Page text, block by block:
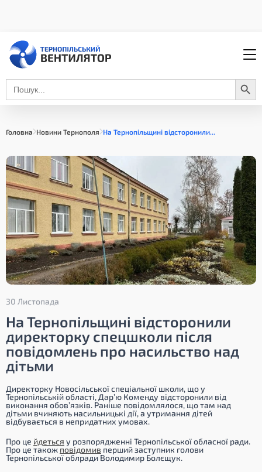
Search
for:
Search Button
Головна Новини Тернополя На Тернопільщині відсторонили...
30 Листопада
На Тернопільщині відсторонили
директорку спецшколи після
повідомлень про насильство над
дітьми
Директорку Новосільської спеціальної школи, що у
Тернопільській області, Дар’ю Коменду відсторонили від
виконання обов’язків. Раніше повідомлялося, що там над
дітьми вчиняють насильницькі дії, а утримання дітей
відбувається в непридатних умовах.
Про це йдеться у розпорядженні Тернопільської обласної ради.
Про це також повідомив перший заступник голови
Тернопільської облради Володимир Болєщук.